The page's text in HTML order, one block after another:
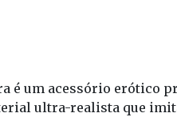
é um acessório
ultra-realista que